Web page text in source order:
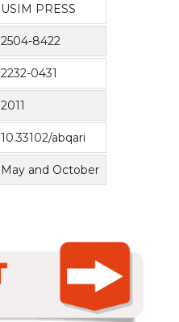
USIM PRESS
2504-8422
2232-0431
2011
10.33102/abqari
May and October